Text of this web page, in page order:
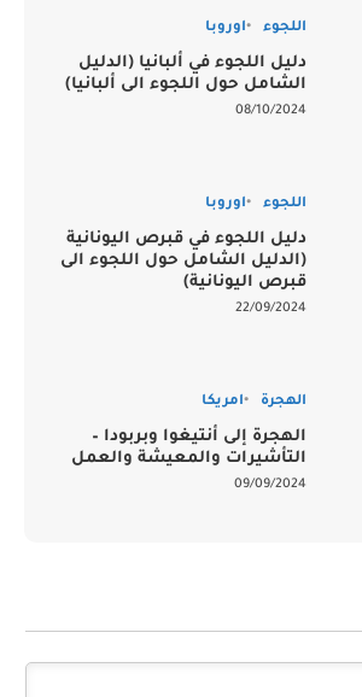
اللجوء اوروبا
دليل اللجوء في ألبانيا (الدليل
الشامل حول اللجوء الى ألبانيا)
08/10/2024
اللجوء اوروبا
دليل اللجوء في قبرص اليونانية
(الدليل الشامل حول اللجوء الى
قبرص اليونانية)
22/09/2024
الهجرة امريكا
الهجرة إلى أنتيغوا وبربودا –
التأشيرات والمعيشة والعمل
09/09/2024